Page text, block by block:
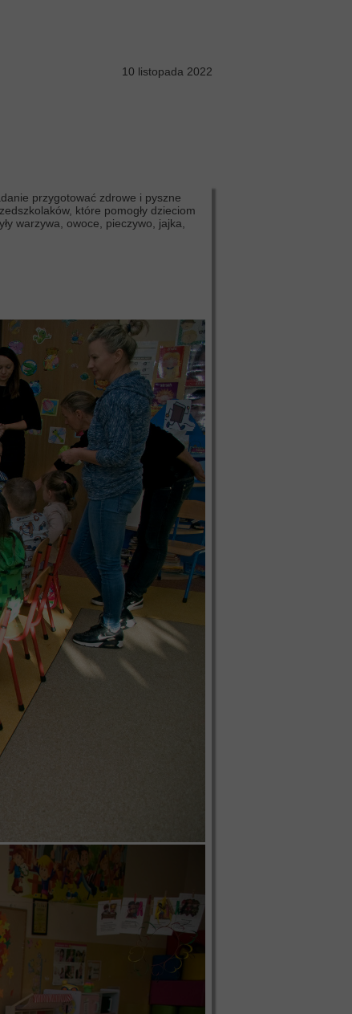
10 listopada 2022
przygotować zdrowe i pyszne
które pomogły dzieciom
warzywa, owoce, pieczywo, jajka,